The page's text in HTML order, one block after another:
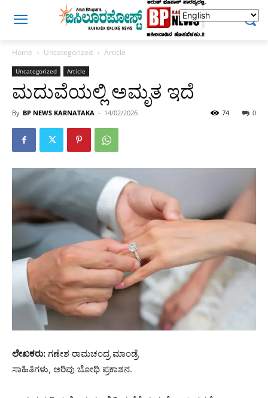
Home Uncategorized Article
Uncategorized Article
ಮದುವೆಯಲ್ಲಿ ಅಮೃತ ಇದೆ
By BP NEWS KARNATAKA - 14/02/2026 0
74
ಲೇಖಕರು:‌ ಗಣೇಶ ರಾಮಚಂದ್ರ ಮಾಂಡ್ರೆ
ಸಾಹಿತಿಗಳು, ಅರಿವು ಬೋಧಿ ಪ್ರಕಾಶನ.